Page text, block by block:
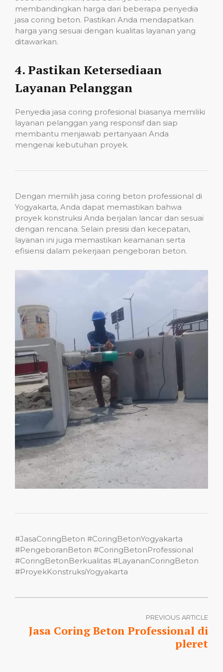
membandingkan harga dari beberapa penyedia
jasa coring beton. Pastikan Anda mendapatkan
harga yang sesuai dengan kualitas layanan yang
ditawarkan.
4. Pastikan Ketersediaan
Layanan Pelanggan
Penyedia jasa coring profesional biasanya memiliki
layanan pelanggan yang responsif dan siap
membantu menjawab pertanyaan Anda
mengenai kebutuhan proyek.
Dengan memilih jasa coring beton professional di
Yogyakarta, Anda dapat memastikan bahwa
proyek konstruksi Anda berjalan lancar dan sesuai
dengan rencana. Selain presisi dan kecepatan,
layanan ini juga memastikan keamanan serta
efisiensi dalam pekerjaan pengeboran beton.
#JasaCoringBeton #CoringBetonYogyakarta
#PengeboranBeton #CoringBetonProfessional
#CoringBetonBerkualitas #LayananCoringBeton
#ProyekKonstruksiYogyakarta
PREVIOUS ARTICLE
Jasa Coring Beton Professional di
pleret